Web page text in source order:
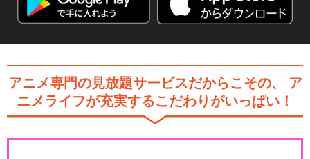
アニメ専門の見放題サービスだからこその、
ア
ニメライフが充実するこだわりがいっぱい！